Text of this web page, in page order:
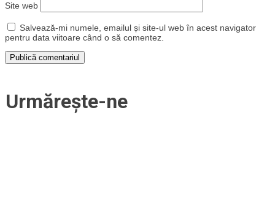
Site web
Salvează-mi numele, emailul și site-ul web în acest navigator
pentru data viitoare când o să comentez.
Urmărește-ne